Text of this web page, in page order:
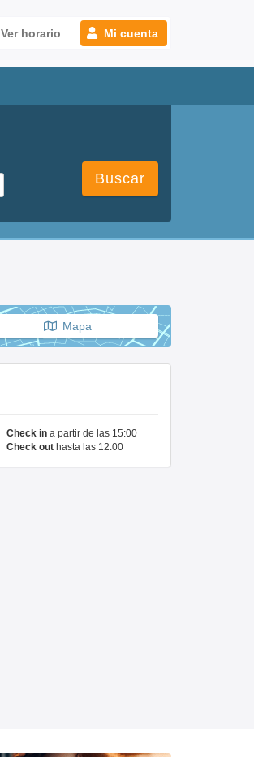
Ver horario Mi cuenta
Buscar
Mapa
Check in a partir de las 15:00
Check out hasta las 12:00